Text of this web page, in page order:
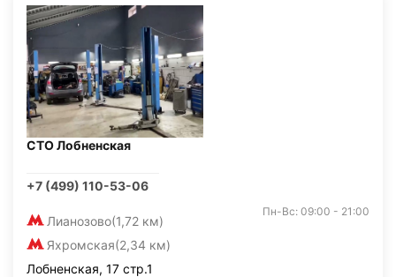
СТО Лобненская
+7 (499) 110-53-06
Лианозово(1,72 км)
Яхромская(2,34 км)
Пн-Вс: 09:00 - 21:00
Лобненская, 17 стр.1